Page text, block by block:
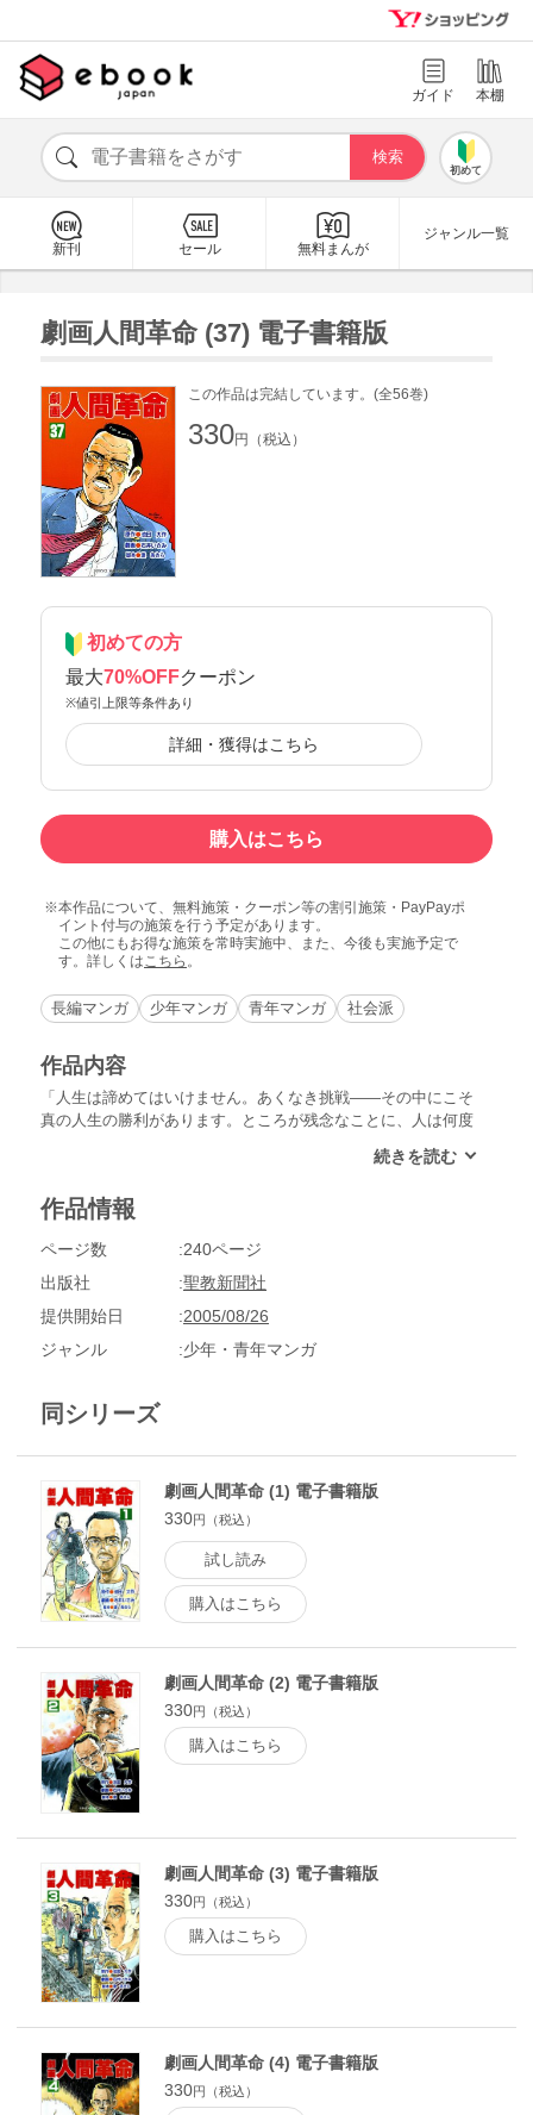
ガイド 本棚
初めて
新刊 セール 無料まんが
ジャンル一覧
劇画人間革命 (37) 電子書籍版
この作品は完結しています。(全56巻)
330円（税込）
初めての方
最大70%OFFクーポン
※値引上限等条件あり
詳細・獲得はこちら
購入はこちら
本作品について、無料施策・クーポン等の割引施策・PayPayポ
イント付与の施策を行う予定があります。
この他にもお得な施策を常時実施中、また、今後も実施予定で
す。詳しくは こちら 。
長編マンガ 少年マンガ 青年マンガ 社会派
作品内容
「人生は諦めてはいけません。あくなき挑戦――その中にこそ
真の人生の勝利があります。ところが残念なことに、人は何度
のだと思い込んでしまう。そこに必要なのは、まだ負けるもの
の一方、山本伸一の身体にも病魔が襲いかかっていた。「今が
か!!」
作品情報
ページ数
240ページ
出版社
聖教新聞社
提供開始日
2005/08/26
ジャンル
少年・青年マンガ
同シリーズ
劇画人間革命 (1) 電子書籍版
330円（税込）
試し読み
購入はこちら
劇画人間革命 (2) 電子書籍版
330円（税込）
購入はこちら
劇画人間革命 (3) 電子書籍版
330円（税込）
購入はこちら
劇画人間革命 (4) 電子書籍版
330円（税込）